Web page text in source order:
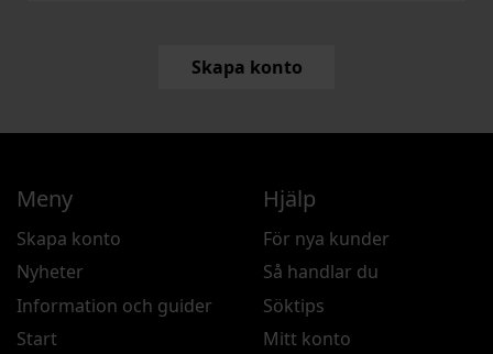
Skapa konto
Meny
Skapa konto
Nyheter
Information och guider
Start
Hjälp
För nya kunder
Så handlar du
Söktips
Mitt konto